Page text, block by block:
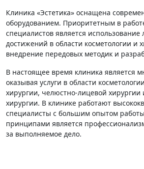
Клиника «Эстетика» оснащена
оборудованием. Приоритетным в
специалистов является
достижений в области косметологии и
внедрение передовых методик и
В настоящее время клиника является
оказывая услуги в области
хирургии, челюстно-лицевой хирургии
хирургии. В клинике работают
специалисты с большим опытом
принципами является
за выполняемое дело.